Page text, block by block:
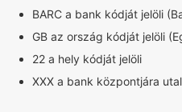
BARC a bank kódját jelöli
GB az ország kódját jelöli
22 a hely kódját jelöli
XXX a bank központjára